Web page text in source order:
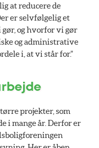
at reducere de
er selvfølgelig et
gør, og hvorfor vi gør
og administrative
i, at vi står for.”
projekter, som
i mange år. Derfor er